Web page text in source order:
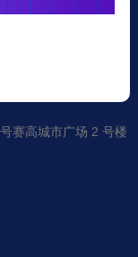
赛高城市广场 2 号楼